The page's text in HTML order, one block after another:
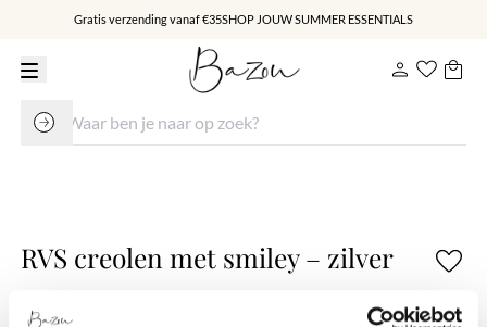
Gratis verzending vanaf €35SHOP JOUW SUMMER ESSENTIALS
RVS creolen met smiley – zilver